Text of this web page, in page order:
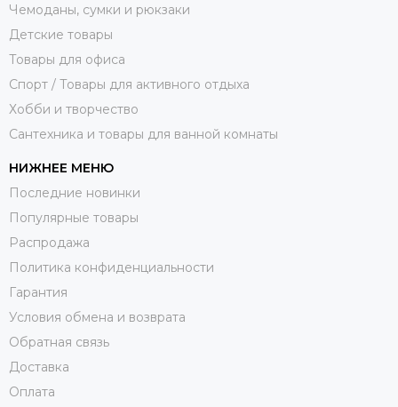
Чемоданы, сумки и рюкзаки
Детские товары
Товары для офиса
Спорт / Товары для активного отдыха
Хобби и творчество
Сантехника и товары для ванной комнаты
НИЖНЕЕ МЕНЮ
Последние новинки
Популярные товары
Распродажа
Политика конфиденциальности
Гарантия
Условия обмена и возврата
Обратная связь
Доставка
Оплата